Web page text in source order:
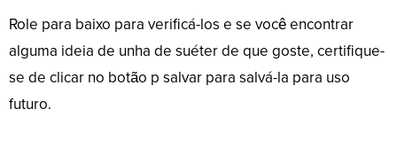
Role para baixo para verificá-los e se você encontrar
alguma ideia de unha de suéter de que goste, certifique-
se de clicar no botão p salvar para salvá-la para uso
futuro.